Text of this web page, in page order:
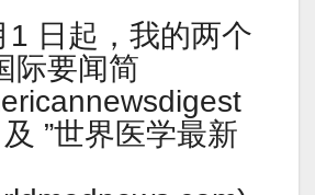
1 日起，我的两个
际要闻简
”世界医学最新